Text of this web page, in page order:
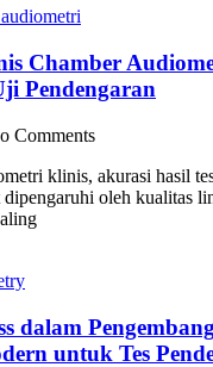
Chamber
Pendengaran
Comments
klinis, akurasi hasil
dipengaruhi oleh kualitas
dalam
untuk Tes